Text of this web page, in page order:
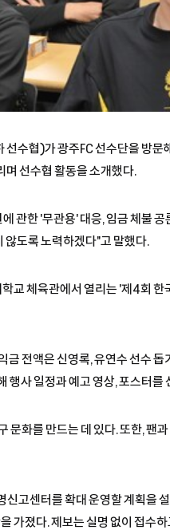
수협)가 광주FC 선수단을 방문
며 선수협 활동을 소개했다.
관한 '무관용' 대응, 임금 체불
않도록 노력하겠다"고 말했다.
교 체육관에서 열리는 '제4회
전액은 신영록, 유연수 선수
행사 일정과 예고 영상, 포스터를
화를 만드는 데 있다. 또한, 팬
고센터를 확대 운영할 계획을
가졌다. 제보는 실명 없이 접수